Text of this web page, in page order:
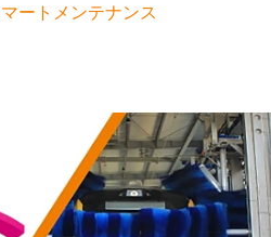
ートメンテナンス